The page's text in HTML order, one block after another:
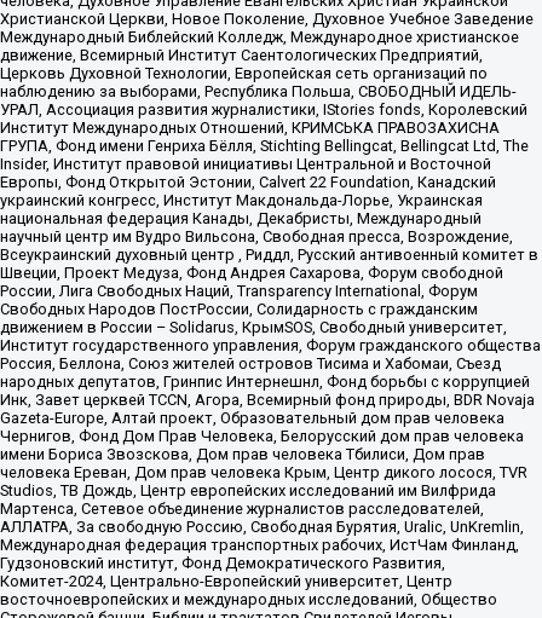
Христианской Церкви, Новое Поколение, Духовное Учебное Заведение
Международный Библейский Колледж, Международное христианское
движение, Всемирный Институт Саентологических Предприятий,
Церковь Духовной Технологии, Европейская сеть организаций по
наблюдению за выборами, Республика Польша, СВОБОДНЫЙ ИДЕЛЬ-
УРАЛ, Ассоциация развития журналистики, IStories fonds, Королевский
Институт Международных Отношений, КРИМСЬКА ПРАВОЗАХИСНА
ГРУПА, Фонд имени Генриха Бёлля, Stichting Bellingcat, Bellingcat Ltd, The
Insider, Институт правовой инициативы Центральной и Восточной
Европы, Фонд Открытой Эстонии, Calvert 22 Foundation, Канадский
украинский конгресс, Институт Макдональда-Лорье, Украинская
национальная федерация Канады, Декабристы, Международный
научный центр им Вудро Вильсона, Свободная пресса, Возрождение,
Всеукраинский духовный центр , Риддл, Русский антивоенный комитет в
Швеции, Проект Медуза, Фонд Андрея Сахарова, Форум свободной
России, Лига Свободных Наций, Transparеncy International, Форум
Свободных Народов ПостРоссии, Солидарность с гражданским
движением в России – Solidarus, КрымSOS, Свободный университет,
Институт государственного управления, Форум гражданского общества
Россия, Беллона, Союз жителей островов Тисима и Хабомаи, Съезд
народных депутатов, Гринпис Интернешнл, Фонд борьбы с коррупцией
Инк, Завет церквей TCCN, Агора, Всемирный фонд природы, BDR Novaja
Gazeta-Europe, Алтай проект, Образовательный дом прав человека
Чернигов, Фонд Дом Прав Человека, Белорусский дом прав человека
имени Бориса Звозскова, Дом прав человека Тбилиси, Дом прав
человека Ереван, Дом прав человека Крым, Центр дикого лосося, TVR
Studios, ТВ Дождь, Центр европейских исследований им Вилфрида
Мартенса, Сетевое объединение журналистов расследователей,
АЛЛАТРА, За свободную Россию, Свободная Бурятия, Uralic, UnKremlin,
Международная федерация транспортных рабочих, ИстЧам Финланд,
Гудзоновский институт, Фонд Демократического Развития,
Комитет-2024, Центрально-Европейский университет, Центр
восточноевропейских и международных исследований, Общество